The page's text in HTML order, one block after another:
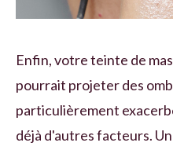
Enfin, votre teinte de
pourrait projeter des
particulièrement
déjà d'autres facteurs.